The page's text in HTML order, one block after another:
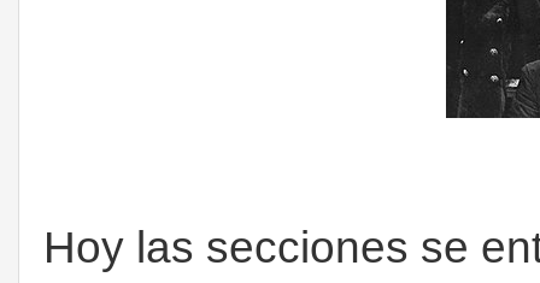
Hoy las secciones se